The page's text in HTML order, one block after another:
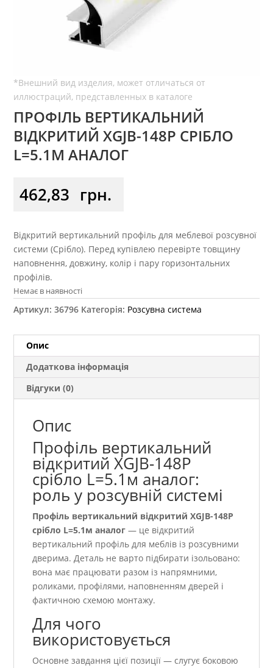
ПРОФІЛЬ ВЕРТИКАЛЬНИЙ
ВІДКРИТИЙ XGJB-148P СРІБЛО
L=5.1М АНАЛОГ
462,83 грн.
Відкритий вертикальний профіль для меблевої розсувної
системи (Срібло). Перед купівлею перевірте товщину
наповнення, довжину, колір і пару горизонтальних
профілів.
Немає в наявності
Артикул:36796 Категорія: Розсувна система
Опис
Додаткова інформація
Відгуки (0)
Опис
Профіль вертикальний
відкритий XGJB-148P
срібло L=5.1м аналог:
роль у розсувній системі
Профіль вертикальний відкритий XGJB-148P
срібло L=5.1м аналог — це відкритий
вертикальний профіль для меблів із розсувними
дверима. Деталь не варто підбирати ізольовано:
вона має працювати разом із напрямними,
роликами, профілями, наповненням дверей і
фактичною схемою монтажу.
Для чого
використовується
Основне завдання цієї позиції — слугує боковою